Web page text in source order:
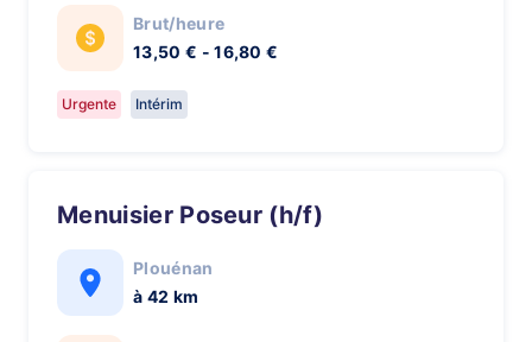
Brut/heure
13,50 € - 16,80 €
Urgente Intérim
Menuisier Poseur (h/f)
Plouénan
à 42 km